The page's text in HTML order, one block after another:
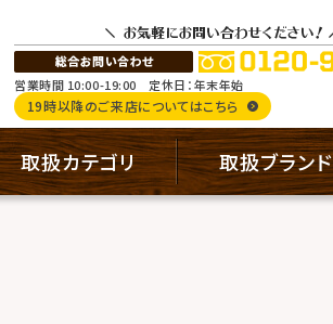
営業時間 10:00-19:00 定休日：年末年始
19時以降のご来店についてはこちら
取扱カテゴリ 取扱ブランド